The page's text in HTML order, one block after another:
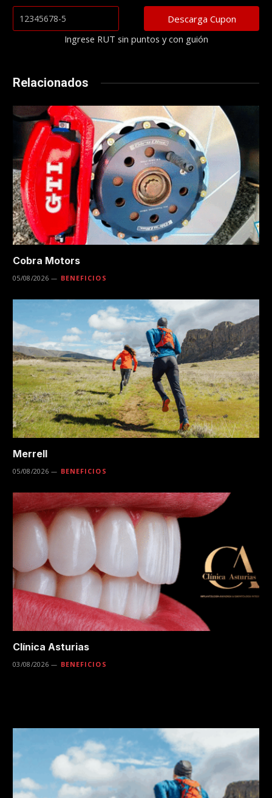
Ingrese RUT sin puntos y con guión
Relacionados
Cobra Motors
05/08/2026 BENEFICIOS
Merrell
05/08/2026 BENEFICIOS
Clínica Asturias
03/08/2026 BENEFICIOS